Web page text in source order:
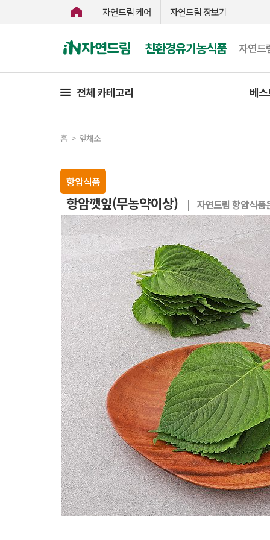
자연드림 케어 자연드림 장보기
친환경유기농식품 자연드
전체 카테고리 베
홈 > 잎채소
항암식품
항암깻잎(무농약이상) | 자연드림 항암식품